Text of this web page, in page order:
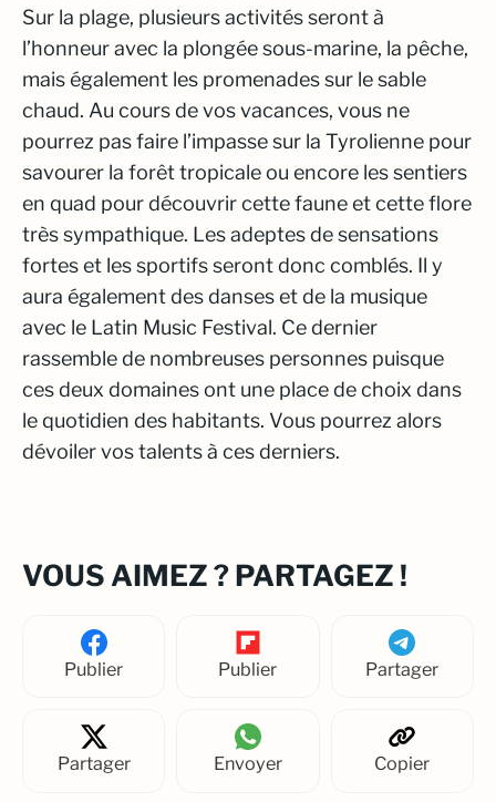
Sur la plage, plusieurs activités seront à
l’honneur avec la plongée sous-marine, la pêche,
mais également les promenades sur le sable
chaud. Au cours de vos vacances, vous ne
pourrez pas faire l’impasse sur la Tyrolienne pour
savourer la forêt tropicale ou encore les sentiers
en quad pour découvrir cette faune et cette flore
très sympathique. Les adeptes de sensations
fortes et les sportifs seront donc comblés. Il y
aura également des danses et de la musique
avec le Latin Music Festival. Ce dernier
rassemble de nombreuses personnes puisque
ces deux domaines ont une place de choix dans
le quotidien des habitants. Vous pourrez alors
dévoiler vos talents à ces derniers.
VOUS AIMEZ ? PARTAGEZ !
Publier Publier Partager
Partager Envoyer Copier